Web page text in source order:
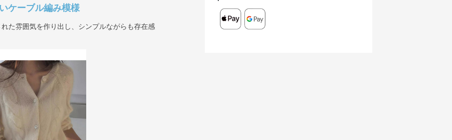
ケーブル編み模様
た雰囲気を作り出し、シンプルながらも存在感